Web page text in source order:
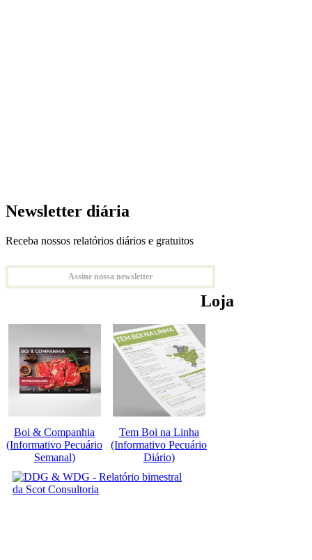
Newsletter diária
Receba nossos relatórios diários e gratuitos
Assine nossa newsletter
Loja
Boi & Companhia
(Informativo Pecuário
Semanal)
Tem Boi na Linha
(Informativo Pecuário
Diário)